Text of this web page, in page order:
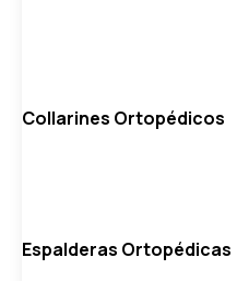
Collarines Ortopédicos
Espalderas Ortopédicas